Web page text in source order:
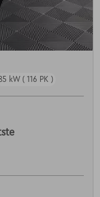
kW ( 116 PK )